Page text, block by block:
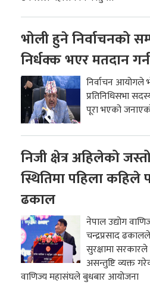
भोली हुने निर्वाचनको
निर्धक्क भएर मतदान
निर्वाचन आयोगले
प्रतिनिधिसभा
पूरा भएको
निजी क्षेत्र अहिलेको
स्थितिमा पहिला कहिले
ढकाल
नेपाल उद्योग
चन्द्रप्रसाद
सुरक्षामा
असन्तुष्टि व्यक्त
वाणिज्य महासंघले बुधबार आयोजना